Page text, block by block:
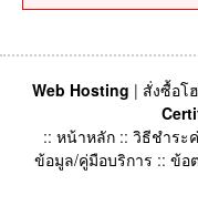
Web Hosting | สั่งซื้อโ
:: หน้าหลัก :: วิธีชำระ
ข้อมูล/คู่มือบริการ :: ข้อ